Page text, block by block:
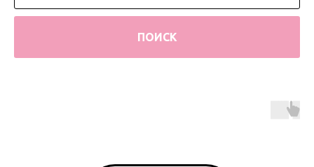
ПОИСК